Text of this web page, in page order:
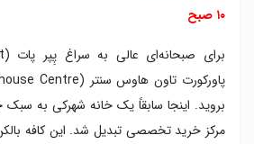
۱۰ صبح
بروید. اینجا سابقاً یک خانه شهرکی به
مرکز خرید تخصصی تبدیل شد. این کافه بالکن